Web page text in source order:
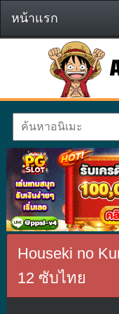
หน้าแรก
Houseki no
12 ซับไทย